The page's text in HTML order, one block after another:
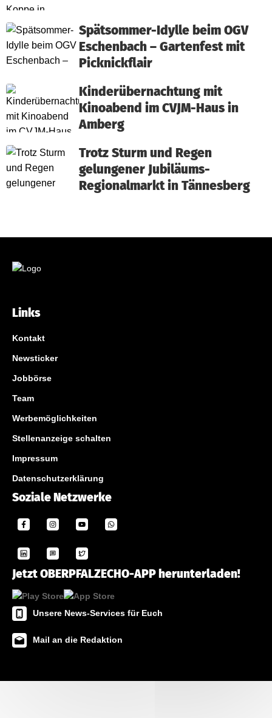
Spätsommer-Idylle beim OGV
Eschenbach – Gartenfest mit
Picknickflair
Kinderübernachtung mit
Kinoabend im CVJM-Haus in
Amberg
Trotz Sturm und Regen
gelungener Jubiläums-
Regionalmarkt in Tännesberg
Links
Kontakt
Newsticker
Jobbörse
Team
Werbemöglichkeiten
Stellenanzeige schalten
Impressum
Datenschutzerklärung
Soziale Netzwerke
Jetzt OBERPFALZECHO-APP herunterladen!
Unsere News-Services für Euch
Mail an die Redaktion